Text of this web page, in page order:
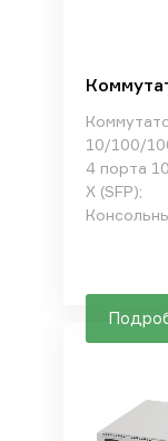
10/100/
4 порта
X (SFP);